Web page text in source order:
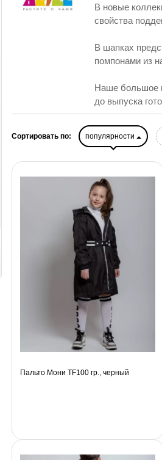
В новые
свойства
В шапках
помпонами из
Наше большое
до выпуска
Сортировать по: популярности
Пальто Мони TF100 гр., черный